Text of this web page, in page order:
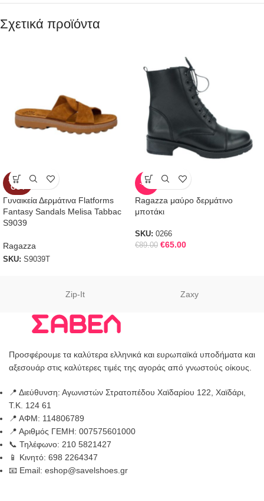
Σχετικά προϊόντα
SOLD
OUT
Γυναικεία Δερμάτινα Flatforms
Fantasy Sandals Melisa Tabbac
S9039
Ragazza
SKU: S9039T
-27%
Ragazza μαύρο δερμάτινο
μποτάκι
SKU: 0266
€89.00 €65.00
Zip-It Zaxy
Προσφέρουμε τα καλύτερα ελληνικά και ευρωπαϊκά υποδήματα και
αξεσουάρ στις καλύτερες τιμές της αγοράς από γνωστούς οίκους.
📍 Διεύθυνση: Αγωνιστών Στρατοπέδου Χαϊδαρίου 122, Χαϊδάρι,
Τ.Κ. 124 61
📍 ΑΦΜ: 114806789
📍 Αριθμός ΓΕΜΗ: 007575601000
📞 Τηλέφωνο: 210 5821427
📱 Κινητό: 698 2264347
📧 Email: eshop@savelshoes.gr